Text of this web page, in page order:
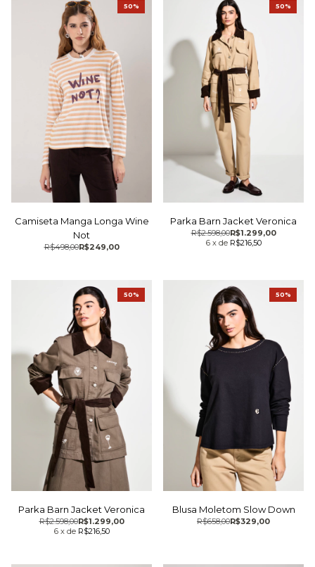
Camiseta Manga Longa Wine
Not
R$249,00
R$498,00
50%
Parka Barn Jacket Veronica
R$1.299,00
R$2.598,00
6 x de R$216,50
50%
Parka Barn Jacket Veronica
R$1.299,00
R$2.598,00
6 x de R$216,50
50%
Blusa Moletom Slow Down
R$329,00
R$658,00
50%